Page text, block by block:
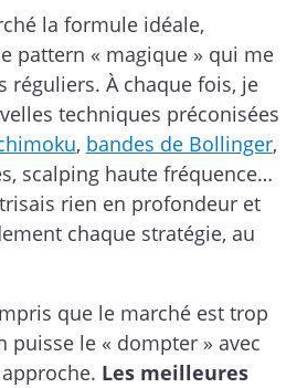
la formule idéale,
pattern « magique » qui me
réguliers. À chaque fois, je
techniques préconisées
, bandes de Bollinger,
scalping haute fréquence…
rien en profondeur et
chaque stratégie, au
que le marché est trop
puisse le « dompter » avec
Les meilleures